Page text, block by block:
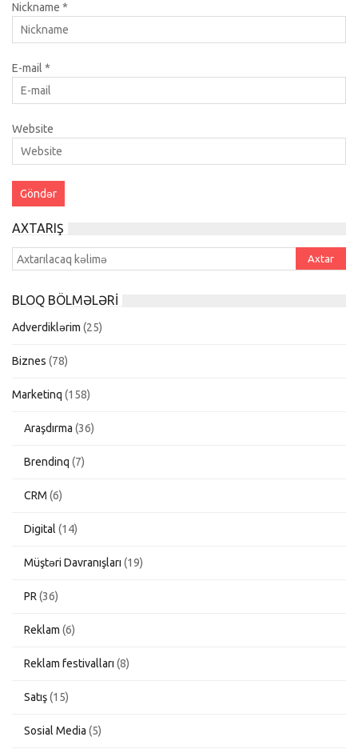
Nickname *
E-mail *
Website
AXTARIŞ
BLOQ BÖLMƏLƏRI
Adverdiklərim (25)
Biznes (78)
Marketinq (158)
Araşdırma (36)
Brendinq (7)
CRM (6)
Digital (14)
Müştəri Davranışları (19)
PR(36)
Reklam (6)
Reklam festivalları (8)
Satış(15)
Sosial Media (5)